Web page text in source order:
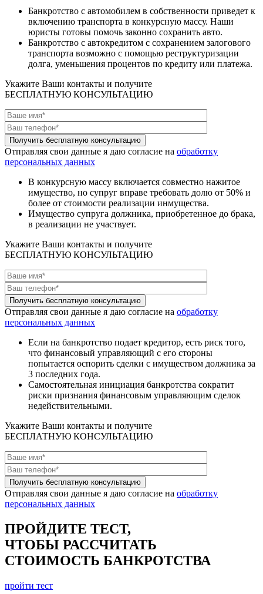
Банкротство с автомобилем в собственности приведет к
включению транспорта в конкурсную массу. Наши
юристы готовы помочь законно сохранить авто.
Банкротство с автокредитом с сохранением залогового
транспорта возможно с помощью реструктуризации
долга, уменьшения процентов по кредиту или платежа.
Укажите Ваши контакты и получите
БЕСПЛАТНУЮ КОНСУЛЬТАЦИЮ
Отправляя свои данные я даю согласие на обработку
персональных данных
В конкурсную массу включается совместно нажитое
имущество, но супруг вправе требовать долю от 50% и
более от стоимости реализации инмущества.
Имущество супруга должника, приобретенное до брака,
в реализации не участвует.
Укажите Ваши контакты и получите
БЕСПЛАТНУЮ КОНСУЛЬТАЦИЮ
Отправляя свои данные я даю согласие на обработку
персональных данных
Если на банкротство подает кредитор, есть риск того,
что финансовый управляющий с его стороны
попытается оспорить сделки с имуществом должника за
3 последних года.
Самостоятельная инициация банкротства сократит
риски признания финансовым управляющим сделок
недействительными.
Укажите Ваши контакты и получите
БЕСПЛАТНУЮ КОНСУЛЬТАЦИЮ
Отправляя свои данные я даю согласие на обработку
персональных данных
ПРОЙДИТЕ TЕСТ,
ЧТОБЫ РАССЧИТАТЬ
СТОИМОСТЬ БАНКРОТСТВА
пройти тест